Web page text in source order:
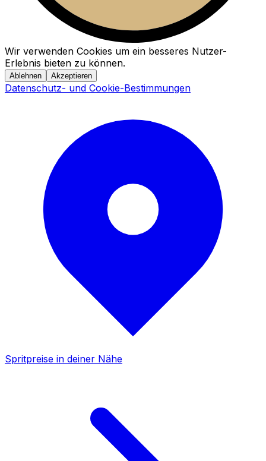
Wir verwenden Cookies um ein besseres Nutzer-
Erlebnis bieten zu können.
Ablehnen Akzeptieren
Datenschutz- und Cookie-Bestimmungen
Spritpreise in deiner Nähe